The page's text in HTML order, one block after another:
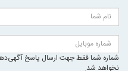
شماره شما فقط جهت ارسال پاسخ
نخواهد شد.